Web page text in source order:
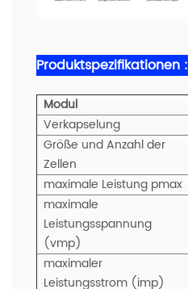
Produktspezifikationen :
Modul
Verkapselung
Größe und Anzahl der
Zellen
maximale Leistung pmax
maximale
Leistungsspannung
(vmp)
maximaler
Leistungsstrom (imp)